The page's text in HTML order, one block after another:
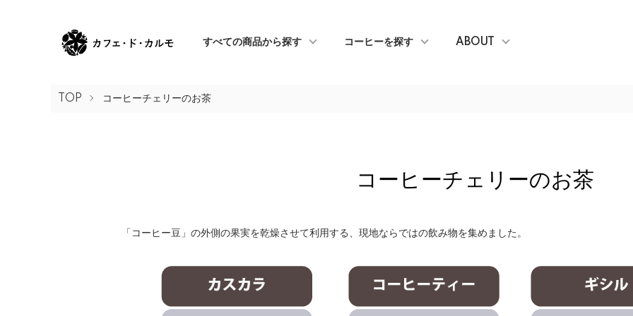
すべての商品から探す コーヒーを探す ABOUT
TOP コーヒーチェリーのお茶
コーヒーチェリーのお茶
「コーヒー豆」の外側の果実を乾燥させて利用する、現地ならではの飲み物を集めました。